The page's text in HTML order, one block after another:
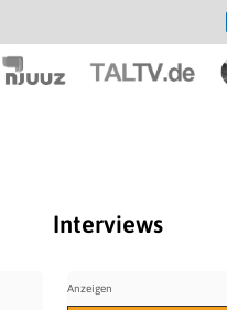
Interviews